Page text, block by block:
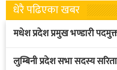
धेरै पढिएका खबर
मधेश प्रदेश प्रमुख भण्डारी
लुम्बिनी प्रदेश सभा सदस्य